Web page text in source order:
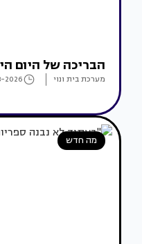
הבריכה של היום
מערכת בית ונוי 2026
מה חדש